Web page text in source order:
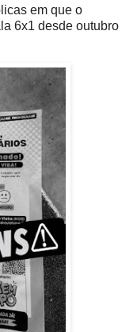
em que o
6x1 desde outubro